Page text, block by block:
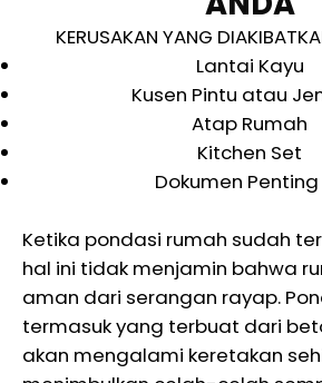
KERUSAKAN YANG
Lantai Kayu
Kusen Pintu atau
Atap Rumah
Kitchen Set
Dokumen
Ketika pondasi rumah sudah
hal ini tidak menjamin bahwa
aman dari serangan rayap.
termasuk yang terbuat dari
akan mengalami keretakan